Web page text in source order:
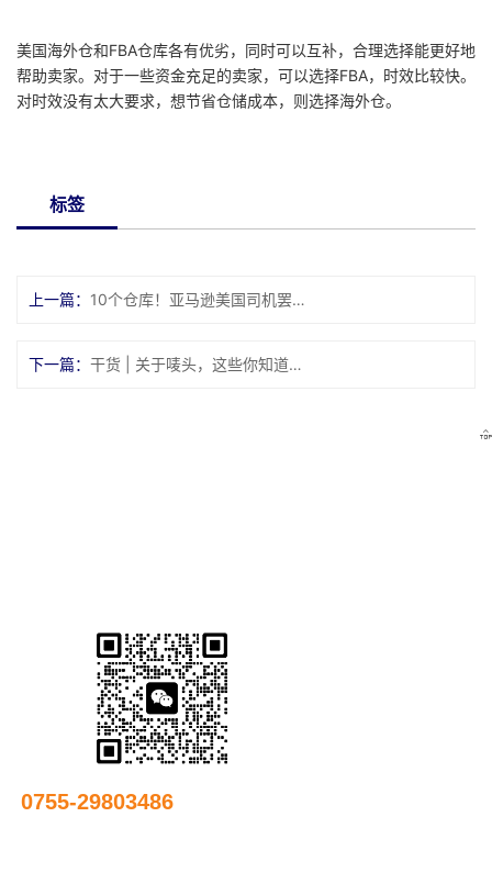
美国海外仓和FBA仓库各有优劣，同时可以互补，合理选择能更好地
帮助卖家。对于一些资金充足的卖家，可以选择FBA，时效比较快。
对时效没有太大要求，想节省仓储成本，则选择海外仓。
标签
上一篇： 10个仓库！亚马逊美国司机罢工范围扩大
下一篇： 干货 | 关于唛头，这些你知道吗？
0755-29803486
